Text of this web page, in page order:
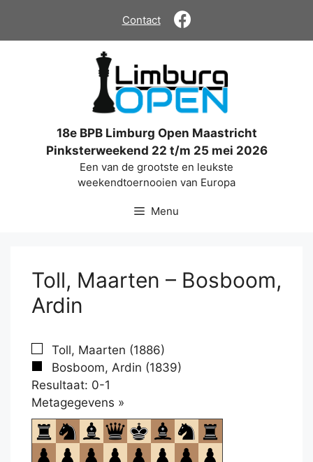
de
Contact
18e BPB Limburg Open Maastricht
Pinksterweekend 22 t/m 25 mei 2026
Een van de grootste en leukste
weekendtoernooien van Europa
Menu
Toll, Maarten – Bosboom,
Ardin
Toll, Maarten (1886)
Bosboom, Ardin (1839)
Resultaat: 0-1
Metagegevens »
om
te
openen.